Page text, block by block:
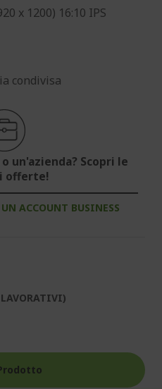
x 1200) 16:10 IPS
condivisa
un'azienda? Scopri le
offerte!
UN ACCOUNT BUSINESS